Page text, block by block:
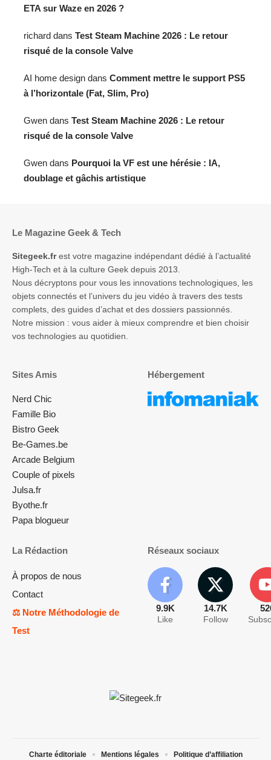
ETA sur Waze en 2026 ?
richard dans Test Steam Machine 2026 : Le retour
risqué de la console Valve
AI home design dans Comment mettre le support PS5
à l’horizontale (Fat, Slim, Pro)
Gwen dans Test Steam Machine 2026 : Le retour
risqué de la console Valve
Gwen dans Pourquoi la VF est une hérésie : IA,
doublage et gâchis artistique
Le Magazine Geek & Tech
Sitegeek.frest votre magazine indépendant dédié à l’actualité
High-Tech et à la culture Geek depuis 2013.
Nous décryptons pour vous les innovations technologiques, les
objets connectés et l’univers du jeu vidéo à travers des tests
complets, des guides d’achat et des dossiers passionnés.
Notre mission : vous aider à mieux comprendre et bien choisir
vos technologies au quotidien.
Sites Amis
Nerd Chic
Famille Bio
Bistro Geek
Be-Games.be
Arcade Belgium
Couple of pixels
Julsa.fr
Byothe.fr
Papa blogueur
Hébergement
La Rédaction
À propos de nous
Contact
⚖️ Notre Méthodologie de
Test
Réseaux sociaux
9.9K
Like
14.7K
Follow
Charte éditoriale Mentions légales
Politique d’affiliation